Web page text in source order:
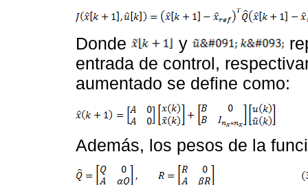
Donde y
entrada de control,
aumentado se define como:
Además, los pesos de la